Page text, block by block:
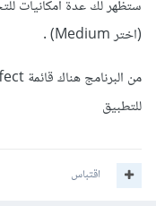
(اختر Medium) .
للتطبيق
اقتباس